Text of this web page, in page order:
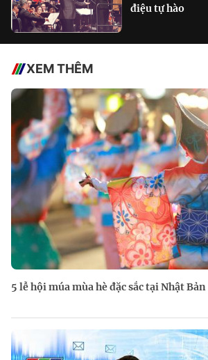
điệu tự hào
XEM THÊM
5 lễ hội múa mùa hè đặc sắc tại Nhật Bản